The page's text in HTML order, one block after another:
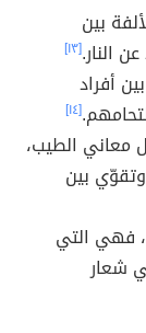
بين
النار.[١٣]
أفراد
[١٤]
معاني الطيب،
بين
فهي التي
شعار